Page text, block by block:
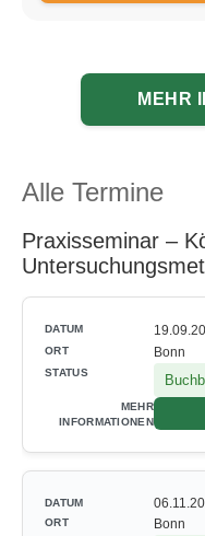
MEHR
Alle Termine
Praxisseminar –
Bonn
Bonn